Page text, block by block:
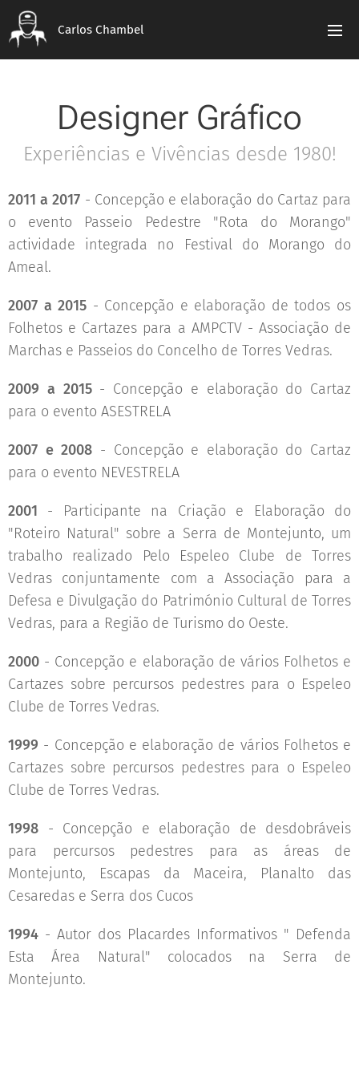
Carlos Chambel
Designer Gráfico
Experiências e Vivências desde 1980!
2011 a 2017 - Concepção e elaboração do Cartaz para
o evento Passeio Pedestre "Rota do Morango"
actividade integrada no Festival do Morango do
Ameal.
2007 a 2015 - Concepção e elaboração de todos os
Folhetos e Cartazes para a AMPCTV - Associação de
Marchas e Passeios do Concelho de Torres Vedras.
2009 a 2015- Concepção e elaboração do Cartaz
para o evento ASESTRELA
2007 e 2008 - Concepção e elaboração do Cartaz
para o evento NEVESTRELA
2001 - Participante na Criação e Elaboração do
"Roteiro Natural" sobre a Serra de Montejunto, um
trabalho realizado Pelo Espeleo Clube de Torres
Vedras conjuntamente com a Associação para a
Defesa e Divulgação do Património Cultural de Torres
Vedras, para a Região de Turismo do Oeste.
2000 - Concepção e elaboração de vários Folhetos e
Cartazes sobre percursos pedestres para o Espeleo
Clube de Torres Vedras.
1999 - Concepção e elaboração de vários Folhetos e
Cartazes sobre percursos pedestres para o Espeleo
Clube de Torres Vedras.
1998 - Concepção e elaboração de desdobráveis
para percursos pedestres para as áreas de
Montejunto, Escapas da Maceira, Planalto das
Cesaredas e Serra dos Cucos
1994 - Autor dos Placardes Informativos " Defenda
Esta Área Natural" colocados na Serra de
Montejunto.